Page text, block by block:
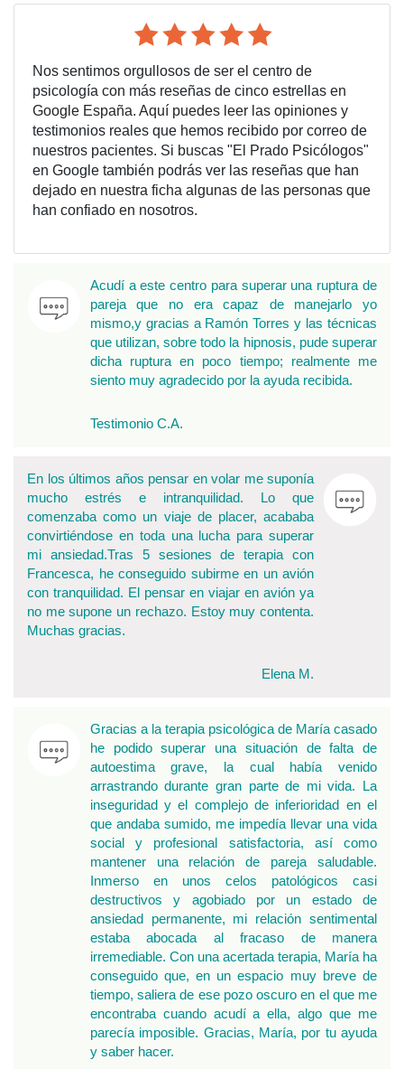
Nos sentimos orgullosos de ser el centro de
psicología con más reseñas de cinco estrellas en
Google España. Aquí puedes leer las opiniones y
testimonios reales que hemos recibido por correo de
nuestros pacientes. Si buscas "El Prado Psicólogos"
en Google también podrás ver las reseñas que han
dejado en nuestra ficha algunas de las personas que
han confiado en nosotros.
Acudí a este centro para superar una ruptura de
pareja que no era capaz de manejarlo yo
mismo,y gracias a Ramón Torres y las técnicas
que utilizan, sobre todo la hipnosis, pude superar
dicha ruptura en poco tiempo; realmente me
siento muy agradecido por la ayuda recibida.
Testimonio C.A.
En los últimos años pensar en volar me suponía
mucho estrés e intranquilidad. Lo que
comenzaba como un viaje de placer, acababa
convirtiéndose en toda una lucha para superar
mi ansiedad.Tras 5 sesiones de terapia con
Francesca, he conseguido subirme en un avión
con tranquilidad. El pensar en viajar en avión ya
no me supone un rechazo. Estoy muy contenta.
Muchas gracias.
Elena M.
Gracias a la terapia psicológica de María casado
he podido superar una situación de falta de
autoestima grave, la cual había venido
arrastrando durante gran parte de mi vida. La
inseguridad y el complejo de inferioridad en el
que andaba sumido, me impedía llevar una vida
social y profesional satisfactoria, así como
mantener una relación de pareja saludable.
Inmerso en unos celos patológicos casi
destructivos y agobiado por un estado de
ansiedad permanente, mi relación sentimental
estaba abocada al fracaso de manera
irremediable. Con una acertada terapia, María ha
conseguido que, en un espacio muy breve de
tiempo, saliera de ese pozo oscuro en el que me
encontraba cuando acudí a ella, algo que me
parecía imposible. Gracias, María, por tu ayuda
y saber hacer.